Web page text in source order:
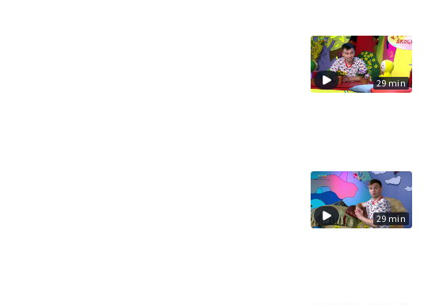
29 min
29 min